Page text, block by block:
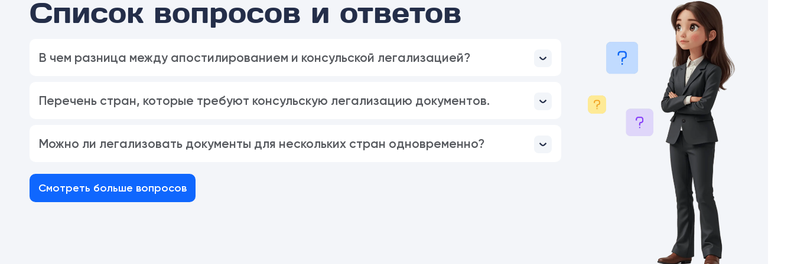
Список вопросов и ответов
В чем разница между апостилированием и консульской легализацией?
Перечень стран, которые требуют консульскую легализацию документов.
Можно ли легализовать документы для нескольких стран одновременно?
Смотреть больше вопросов